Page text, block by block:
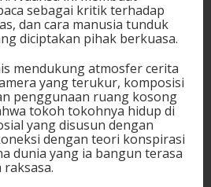
sebagai kritik terhadap
dan cara manusia tunduk
diciptakan pihak berkuasa.
mendukung atmosfer cerita
yang terukur, komposisi
penggunaan ruang kosong
tokoh tokohnya hidup di
yang disusun dengan
dengan teori konspirasi
dunia yang ia bangun terasa